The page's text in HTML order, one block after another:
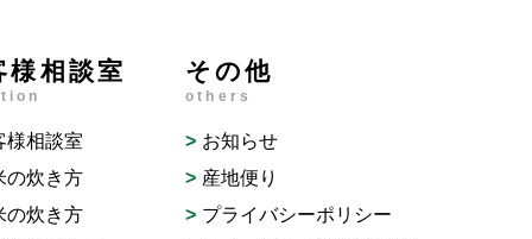
様相談室
様相談室
の炊き方
の炊き方
その他
others
お知らせ
産地便り
プライバシーポリシー